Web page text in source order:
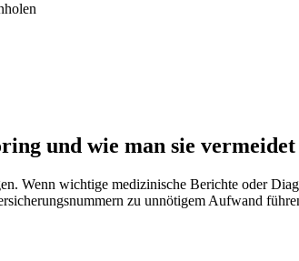
und wie man sie vermeidet
Wenn wichtige medizinische Berichte oder
zu unnötigem Aufwand